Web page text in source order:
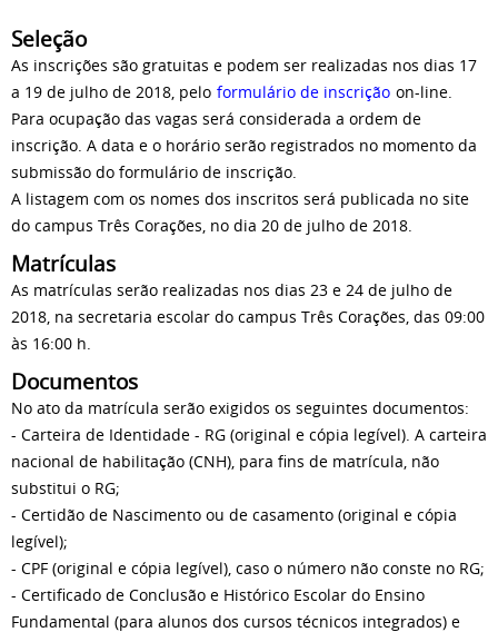
Seleção
As inscrições são gratuitas e podem ser realizadas nos dias 17
a 19 de julho de 2018, pelo formulário de inscrição on-line.
Para ocupação das vagas será considerada a ordem de
inscrição. A data e o horário serão registrados no momento da
submissão do formulário de inscrição.
A listagem com os nomes dos inscritos será publicada no site
do campus Três Corações, no dia 20 de julho de 2018.
Matrículas
As matrículas serão realizadas nos dias 23 e 24 de julho de
2018, na secretaria escolar do campus Três Corações, das 09:00
às 16:00 h.
Documentos
No ato da matrícula serão exigidos os seguintes documentos:
- Carteira de Identidade - RG (original e cópia legível). A carteira
nacional de habilitação (CNH), para fins de matrícula, não
substitui o RG;
- Certidão de Nascimento ou de casamento (original e cópia
legível);
- CPF (original e cópia legível), caso o número não conste no RG;
- Certificado de Conclusão e Histórico Escolar do Ensino
Fundamental (para alunos dos cursos técnicos integrados) e